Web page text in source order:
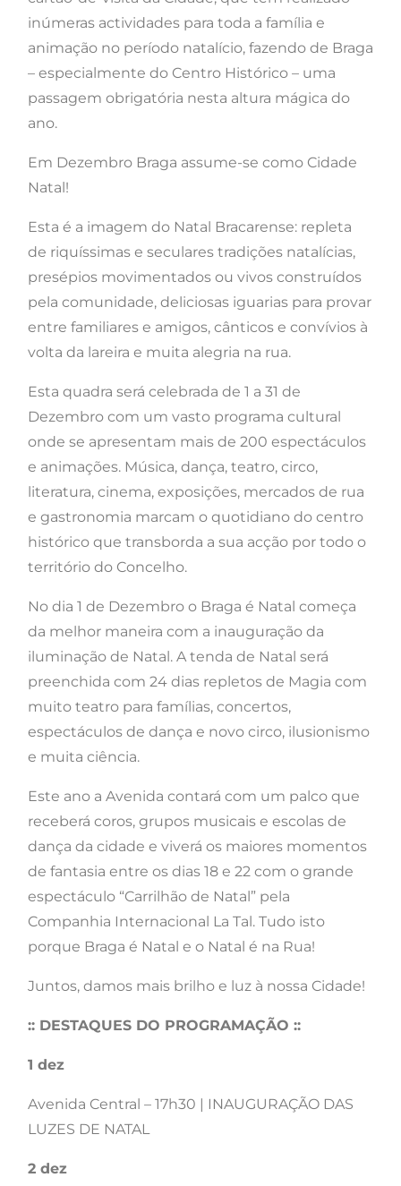
inúmeras actividades para toda a família e
animação no período natalício, fazendo de Braga
– especialmente do Centro Histórico – uma
passagem obrigatória nesta altura mágica do
ano.
Em Dezembro Braga assume-se como Cidade
Natal!
Esta é a imagem do Natal Bracarense: repleta
de riquíssimas e seculares tradições natalícias,
presépios movimentados ou vivos construídos
pela comunidade, deliciosas iguarias para provar
entre familiares e amigos, cânticos e convívios à
volta da lareira e muita alegria na rua.
Esta quadra será celebrada de 1 a 31 de
Dezembro com um vasto programa cultural
onde se apresentam mais de 200 espectáculos
e animações. Música, dança, teatro, circo,
literatura, cinema, exposições, mercados de rua
e gastronomia marcam o quotidiano do centro
histórico que transborda a sua acção por todo o
território do Concelho.
No dia 1 de Dezembro o Braga é Natal começa
da melhor maneira com a inauguração da
iluminação de Natal. A tenda de Natal será
preenchida com 24 dias repletos de Magia com
muito teatro para famílias, concertos,
espectáculos de dança e novo circo, ilusionismo
e muita ciência.
Este ano a Avenida contará com um palco que
receberá coros, grupos musicais e escolas de
dança da cidade e viverá os maiores momentos
de fantasia entre os dias 18 e 22 com o grande
espectáculo “Carrilhão de Natal” pela
Companhia Internacional La Tal. Tudo isto
porque Braga é Natal e o Natal é na Rua!
Juntos, damos mais brilho e luz à nossa Cidade!
:: DESTAQUES DO PROGRAMAÇÃO ::
1 dez
Avenida Central – 17h30 | INAUGURAÇÃO DAS
LUZES DE NATAL
2 dez